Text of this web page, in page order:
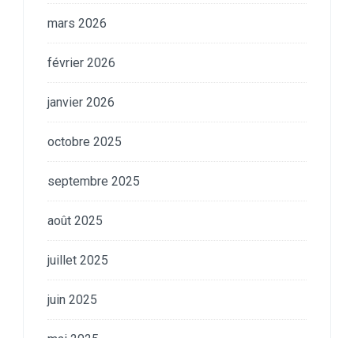
mars 2026
février 2026
janvier 2026
octobre 2025
septembre 2025
août 2025
juillet 2025
juin 2025